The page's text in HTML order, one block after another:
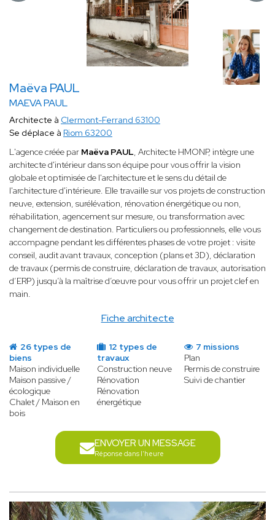
Maëva PAUL
MAEVA PAUL
Fiche architecte
Architecte à Clermont-Ferrand 63100
Se déplace à Riom 63200
L'agence créée par Maëva PAUL, Architecte HMONP, intègre une
architecte d'intérieur dans son équipe pour vous offrir la vision
globale et optimisée de l'architecture et le sens du détail de
l'architecture d'intérieure. Elle travaille sur vos projets de construction
neuve, extension, surélévation, rénovation énergétique ou non,
réhabilitation, agencement sur mesure, ou transformation avec
changement de destination. Particuliers ou professionnels, elle vous
accompagne pendant les différentes phases de votre projet : visite
conseil, audit avant travaux, conception (plans et 3D), déclaration
de travaux (permis de construire, déclaration de travaux, autorisation
d’ERP) jusqu’à la maîtrise d’œuvre pour vous offrir un projet clef en
main.
26 types de
biens
Maison individuelle
Maison passive /
écologique
Chalet / Maison en
bois
12 types de
travaux
Construction neuve
Rénovation
Rénovation
énergétique
7 missions
Plan
Permis de construire
Suivi de chantier
ENVOYER UN MESSAGE
Réponse dans l'heure